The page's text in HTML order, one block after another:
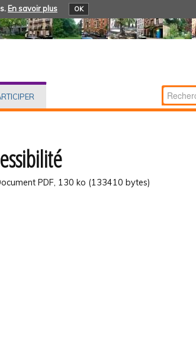
En savoir plus OK
PDF, 130 ko (133410 bytes)